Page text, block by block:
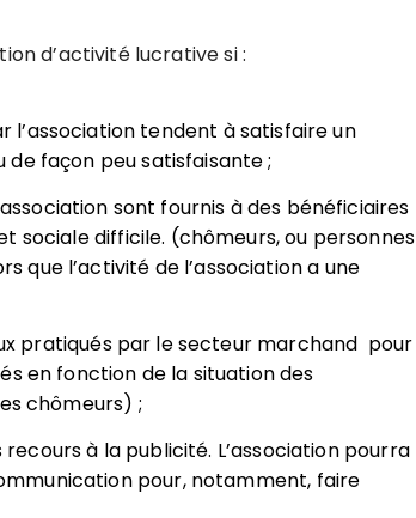
d’activité lucrative si :
l’association tendent à satisfaire un
façon peu satisfaisante ;
sont fournis à des bénéficiaires
sociale difficile. (chômeurs, ou personnes
que l’activité de l’association a une
pratiqués par le secteur marchand pour
en fonction de la situation des
chômeurs) ;
recours à la publicité. L’association pourra
pour, notamment, faire